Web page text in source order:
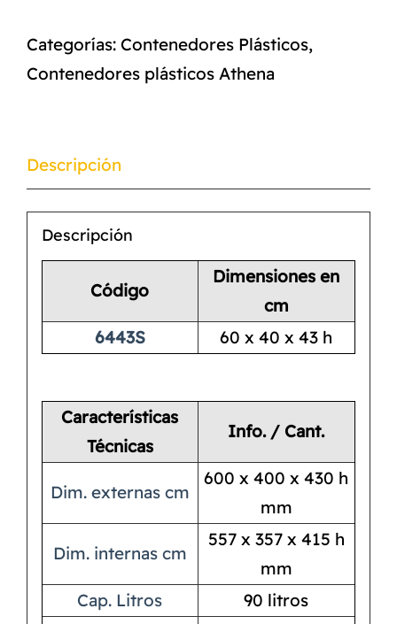
Categorías: Contenedores Plásticos,
Contenedores plásticos Athena
Descripción
Descripción
Código
Dimensiones en
cm
6443S
60 x 40 x 43 h
Características
Técnicas
Info. / Cant.
Dim. externas cm
600 x 400 x 430 h
mm
Dim. internas cm
557 x 357 x 415 h
mm
Cap. Litros
90 litros